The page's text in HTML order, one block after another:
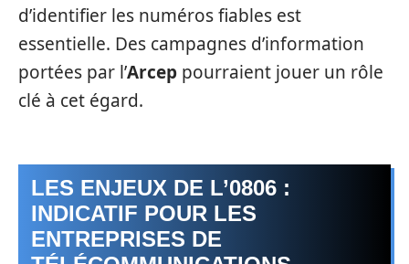
d’identifier les numéros fiables est
essentielle. Des campagnes d’information
portées par l’Arcep pourraient jouer un rôle
clé à cet égard.
LES ENJEUX DE L’0806 :
INDICATIF POUR LES
ENTREPRISES DE